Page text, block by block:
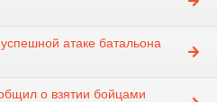
атаке батальона
о взятии бойцами